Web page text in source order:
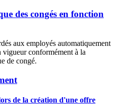
des congés en fonction
aux employés automatiquement
vigueur conformément à la
de congé.
de la création d'une offre